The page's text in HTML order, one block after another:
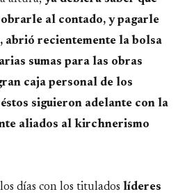
al contado, y pagarle
abrió recientemente la bolsa
sumas para las obras
caja personal de los
siguieron adelante con la
aliados al kirchnerismo
días con los titulados líderes